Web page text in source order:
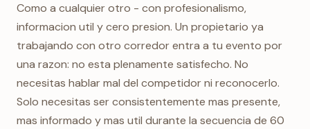
Como a cualquier otro - con profesionalismo,
informacion util y cero presion. Un propietario ya
trabajando con otro corredor entra a tu evento por
una razon: no esta plenamente satisfecho. No
necesitas hablar mal del competidor ni reconocerlo.
Solo necesitas ser consistentemente mas presente,
mas informado y mas util durante la secuencia de 60